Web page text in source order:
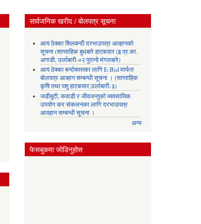
सार्वजनिक खरीद / बोलपत्र सूचना
आय ठेक्का शिलबन्दी दरभाउपत्र आव्हानको
सूचना (साप्ताहिक बुधबारे हाटबजार (इ.प्र.का.
अगाडी, उर्लाबारी-०२ पुरानो मंगलबारे)
आय ठेक्का बन्दोबस्तका लागि E-Bid मार्फत
बोलपत्र आव्हान सम्बन्धी सूचना । (साप्ताहिक
कृषि तथा पशु हाटबजार,उर्लाबारी-३)
जडीबुटी, कवाडी र जीवजन्तुको व्यवसायिक
उपयोग कर संकलनका लागि दरभाउपत्र
आवहान सम्बन्धी सूचना ।
अन्य
फेसबुकमा जोडिनुहोस